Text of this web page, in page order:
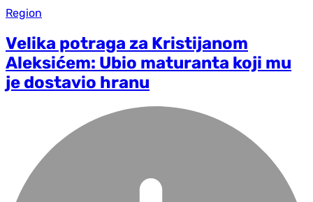
Region
Velika potraga za Kristijanom
Aleksićem: Ubio maturanta koji mu
je dostavio hranu